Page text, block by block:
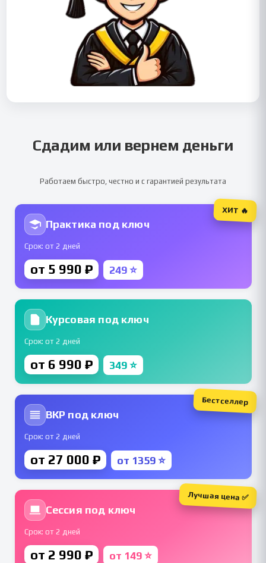
Сдадим или вернем деньги
Работаем быстро, честно и с гарантией результата
Практика под ключ
Срок: от 2 дней
от 5 990 ₽ 249 ⭐
ХИТ 🔥
Курсовая под ключ
Срок: от 2 дней
от 6 990 ₽ 349 ⭐
ВКР под ключ
Срок: от 2 дней
от 27 000 ₽ от 1359 ⭐
Бестселлер
Сессия под ключ
Срок: от 2 дней
от 2 990 ₽ от 149 ⭐
Лучшая цена ✅